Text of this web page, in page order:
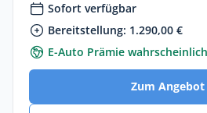
Sofort verfügbar
Bereitstellung: 1.290,00 €
E-Auto Prämie
Zum Angebot